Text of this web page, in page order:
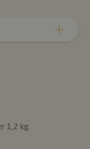
1,2 kg